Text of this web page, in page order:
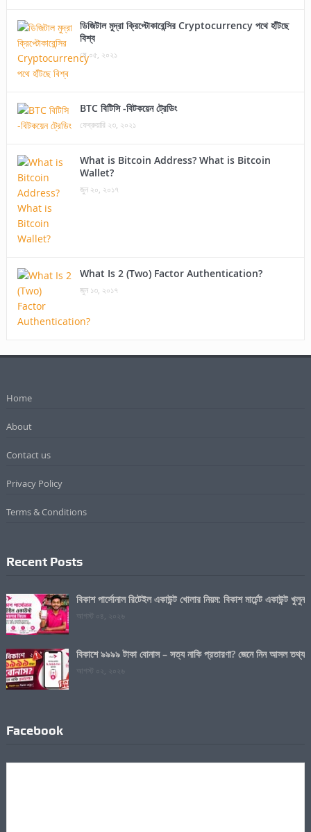
ডিজিটাল মুদ্রা ক্রিপ্টোকারেন্সির Cryptocurrency পথে হাঁটছে
বিশ্ব
মে ০৫, ২০২১
BTC বিটিসি -বিটকয়েন ট্রেডিং
ফেব্রুয়ারি ২৩, ২০২১
What is Bitcoin Address? What is Bitcoin
Wallet?
জুন ২০, ২০১৭
What Is 2 (Two) Factor Authentication?
জুন ১৩, ২০১৭
Home
About
Contact us
Privacy Policy
Terms & Conditions
Recent Posts
বিকাশ পার্সোনাল রিটেইল একাউন্ট খোলার নিয়ম: বিকাশ মার্চেন্ট একাউন্ট খুলুন
আগস্ট ০৪, ২০২৬
বিকাশে ৯৯৯৯ টাকা বোনাস – সত্য নাকি প্রতারণা? জেনে নিন আসল তথ্য
আগস্ট ০২, ২০২৬
Facebook